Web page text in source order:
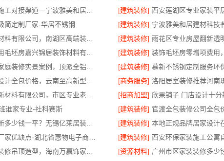
[建筑装修]
简定制厂家-华居不锈钢 [建筑装修]
[建筑装修]
[建筑装修]
[建筑装修] 慕新不锈钢定制服务环
[商务服务]
[招商加盟] 欣果铺子 门店设计十分
谁家专业-社科赛斯 [建筑装修]
[建筑装修]
[建筑装修] 西安环保家装施工公寓
[资源材料]